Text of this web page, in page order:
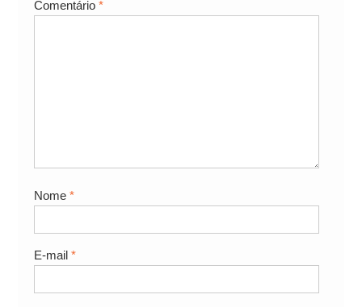
Comentário *
Nome *
E-mail *